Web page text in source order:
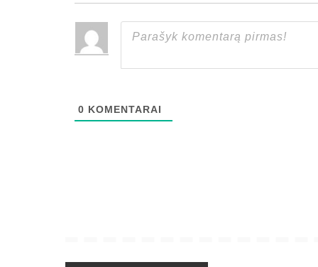
0 KOMENTARAI